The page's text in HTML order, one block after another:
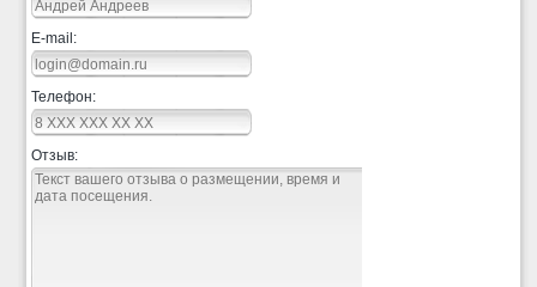
E-mail:
Телефон:
Отзыв: